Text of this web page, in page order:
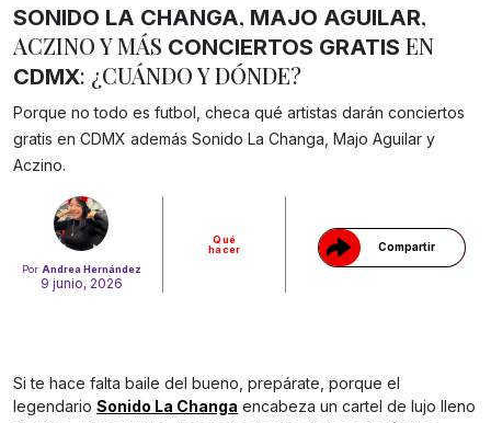
Por Andrea Hernández
9 junio, 2026
Qué
hacer
Compartir
Gracias!
SONIDO LA CHANGA, MAJO AGUILAR,
ACZINO Y MÁS CONCIERTOS GRATIS EN
CDMX: ¿CUÁNDO Y DÓNDE?
Porque no todo es futbol, checa qué artistas darán conciertos
gratis en CDMX además Sonido La Changa, Majo Aguilar y
Aczino.
Si te hace falta baile del bueno, prepárate, porque el
legendario Sonido La Changa encabeza un cartel de lujo lleno